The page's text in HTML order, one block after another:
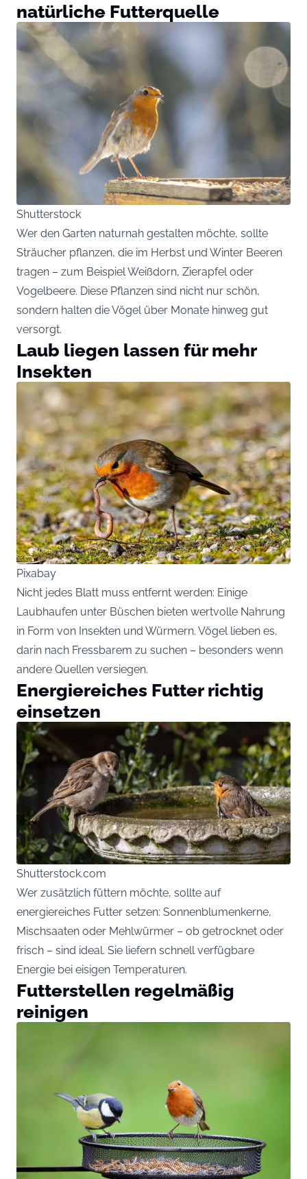
natürliche Futterquelle
Shutterstock
Wer den Garten naturnah gestalten möchte, sollte
Sträucher pflanzen, die im Herbst und Winter Beeren
tragen – zum Beispiel Weißdorn, Zierapfel oder
Vogelbeere. Diese Pflanzen sind nicht nur schön,
sondern halten die Vögel über Monate hinweg gut
versorgt.
Laub liegen lassen für mehr
Insekten
Pixabay
Nicht jedes Blatt muss entfernt werden: Einige
Laubhaufen unter Büschen bieten wertvolle Nahrung
in Form von Insekten und Würmern. Vögel lieben es,
darin nach Fressbarem zu suchen – besonders wenn
andere Quellen versiegen.
Energiereiches Futter richtig
einsetzen
Shutterstock.com
Wer zusätzlich füttern möchte, sollte auf
energiereiches Futter setzen: Sonnenblumenkerne,
Mischsaaten oder Mehlwürmer – ob getrocknet oder
frisch – sind ideal. Sie liefern schnell verfügbare
Energie bei eisigen Temperaturen.
Futterstellen regelmäßig
reinigen